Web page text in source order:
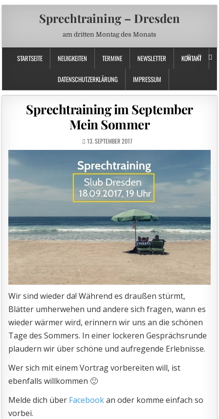
Sprechtraining – Dresden
am dritten Montag des Monats
STARTSEITE NEUIGKEITEN TERMINE NEWSLETTER KONTAKT
DATENSCHUTZERKLÄRUNG IMPRESSUM
Sprechtraining im September
Mein Sommer
13. SEPTEMBER 2017
Wir sind wieder da! Während es draußen stürmt,
Blätter umherwehen und andere sich fragen, wann es
wieder wärmer wird, erinnern wir uns an die schönen
Tage des Sommers. In einer lockeren Gesprächsrunde
plaudern wir über schöne und aufregende Erlebnisse.
Wer sich mit einem Vortrag vorbereiten will, ist
ebenfalls willkommen 🙂
Melde dich über Facebookan oder komme einfach so
vorbei.